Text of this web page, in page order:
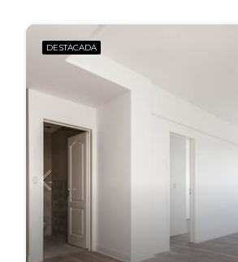
DESTACADA